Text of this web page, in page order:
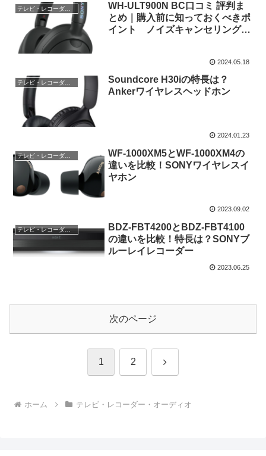
テレビ・レコーダー・オーディオ
WH-ULT900N BC口コミ 評判ま
とめ｜購入前に知っておくべきポ
イント ノイズキャンセリング機
2024.05.18
テレビ・レコーダー・オーディオ
Soundcore H30iの特長は？
Ankerワイヤレスヘッドホン
2024.01.23
テレビ・レコーダー・オーディオ
WF-1000XM5とWF-1000XM4の
違いを比較！SONYワイヤレスイ
ヤホン
2023.09.02
テレビ・レコーダー・オーディオ
BDZ-FBT4200とBDZ-FBT4100
の違いを比較！特長は？SONYブ
ルーレイレコーダー
2023.06.25
次のページ
1 2 次
ホーム テレビ・レコーダー・オーディオ